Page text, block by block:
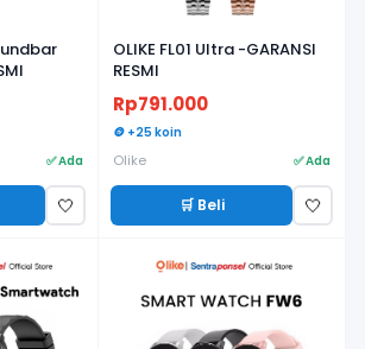
✅ Ada
🤍
OLIKE FL01 Ultra -GARANSI
RESMI
Rp791.000
🪙 +25 koin
Olike ✅ Ada
🛒 Beli 🤍